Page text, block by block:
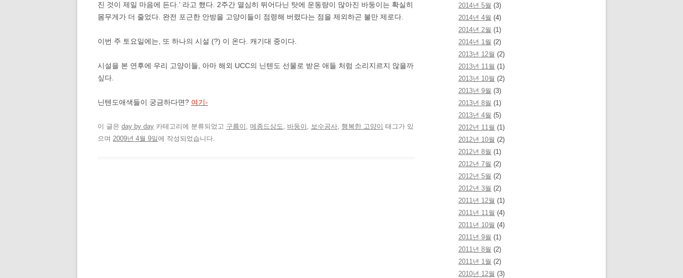
진 것이 제일 마음에 든다.’ 라고 했다. 2주간 열심히 뛰어다닌 탓에 운동량이 많아진 바둥이는 확실히
몸무게가 더 줄었다. 완전 포근한 안방을 고양이들이 점령해 버렸다는 점을 제외하곤 불만 제로다.
이번 주 토요일에는, 또 하나의 시설 (?) 이 온다. 캐기대 중이다.
시설을 본 연후에 우리 고양이들, 아마 해외 UCC의 닌텐도 선물로 받은 애들 처럼 소리지르지 않을까
싶다.
닌텐도애색들이 궁금하다면? 여기-
이 글은 day by day 카테고리에 분류되었고 구름이 , 메종드상도, 바둥이 , 보수공사, 행복한 고양이 태그가 있
으며 2009년 4월 9일에 작성되었습니다.
2014년 5월 (3)
2014년 4월 (4)
2014년 2월 (1)
2014년 1월 (2)
2013년 12월 (2)
2013년 11월 (1)
2013년 10월 (2)
2013년 9월 (3)
2013년 8월 (1)
2013년 4월 (5)
2012년 11월 (1)
2012년 10월 (2)
2012년 8월 (1)
2012년 7월 (2)
2012년 5월 (2)
2012년 3월 (2)
2011년 12월 (1)
2011년 11월 (4)
2011년 10월 (4)
2011년 9월 (1)
2011년 8월 (2)
2011년 1월 (2)
2010년 12월 (3)